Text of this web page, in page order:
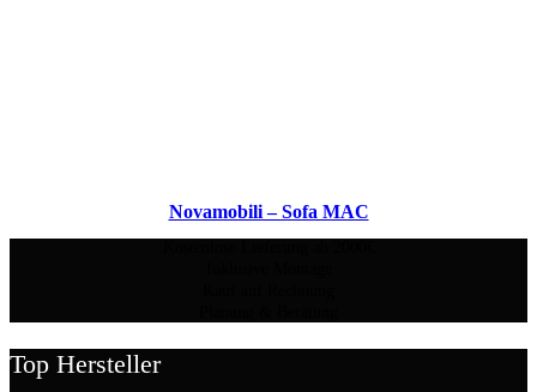
Novamobili – Sofa MAC
Top Hersteller